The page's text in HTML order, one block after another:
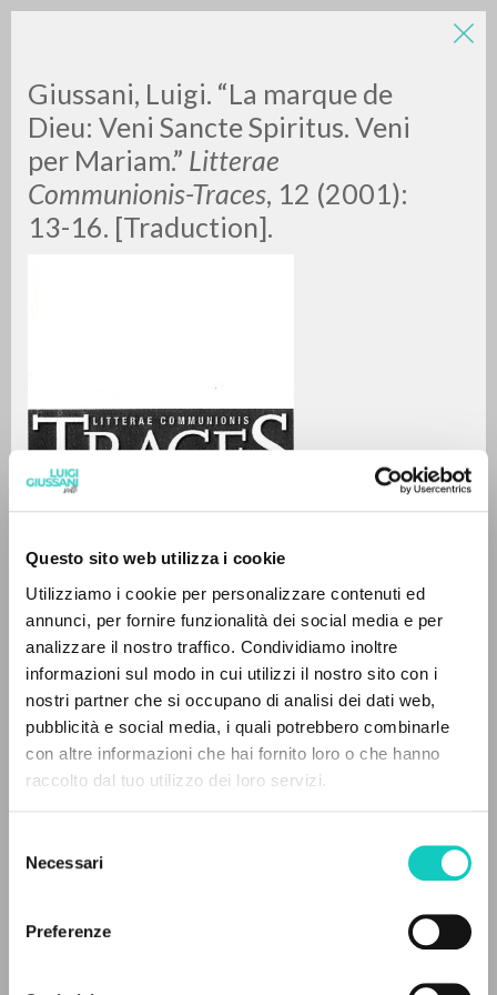
Questo sito web utilizza i cookie
Utilizziamo i cookie per personalizzare contenuti ed
annunci, per fornire funzionalità dei social media e per
analizzare il nostro traffico. Condividiamo inoltre
informazioni sul modo in cui utilizzi il nostro sito con i
nostri partner che si occupano di analisi dei dati web,
pubblicità e social media, i quali potrebbero combinarle
con altre informazioni che hai fornito loro o che hanno
raccolto dal tuo utilizzo dei loro servizi.
delNecessari
Preferenze
Giussani, Luigi. “La marque de
Dieu: Veni Sancte Spiritus. Veni
per Mariam.” Litterae
Communionis-Traces, 12 (2001):
13-16. [Traduction].
French
Litterae Communionis-Traces
2001
26/09/2022
LUIGI
GIUSSANI
0RESULTS FOUND
MORE RESULTS